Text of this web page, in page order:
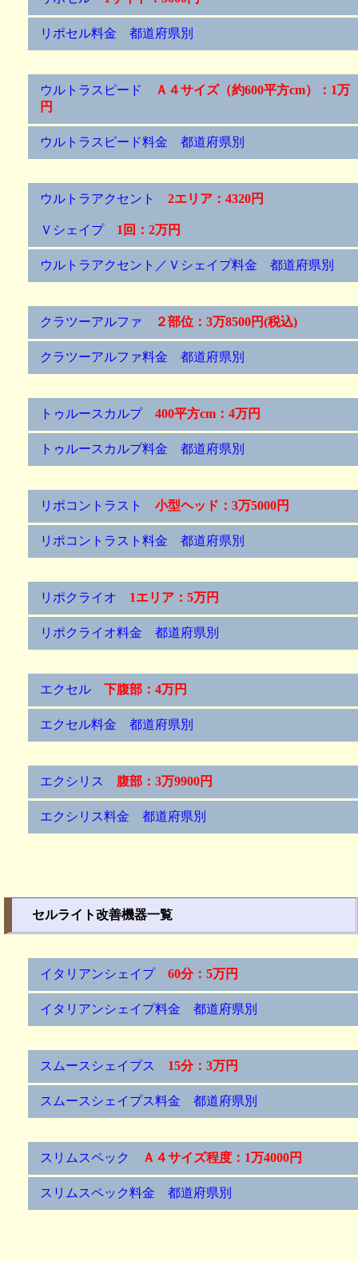
リポセル料金 都道府県別
ウルトラスピード
Ａ４サイズ（約600平方cm）：1万
円
ウルトラスピード料金 都道府県別
ウルトラアクセント 2エリア：4320円
Ｖシェイプ 1回：2万円
ウルトラアクセント／Ｖシェイプ料金 都道府県別
クラツーアルファ ２部位：3万8500円(税込)
クラツーアルファ料金 都道府県別
トゥルースカルプ 400平方cm：4万円
トゥルースカルプ料金 都道府県別
リポコントラスト 小型ヘッド：3万5000円
リポコントラスト料金 都道府県別
リポクライオ 1エリア：5万円
リポクライオ料金 都道府県別
エクセル 下腹部：4万円
エクセル料金 都道府県別
エクシリス 腹部：3万9900円
エクシリス料金 都道府県別
セルライト改善機器一覧
イタリアンシェイプ 60分：5万円
イタリアンシェイプ料金 都道府県別
スムースシェイプス 15分：3万円
スムースシェイプス料金 都道府県別
スリムスペック Ａ４サイズ程度：1万4000円
スリムスペック料金 都道府県別